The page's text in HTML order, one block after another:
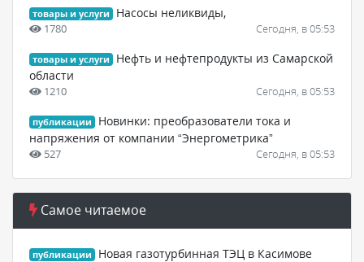
товары и услуги Насосы неликвиды,
1780 Сегодня, в 05:53
товары и услуги
Нефть и нефтепродукты из Самарской
области
1210 Сегодня, в 05:53
публикации
Новинки: преобразователи тока и
напряжения от компании “Энергометрика”
527 Сегодня, в 05:53
Самое читаемое
публикации
Новая газотурбинная ТЭЦ в Касимове